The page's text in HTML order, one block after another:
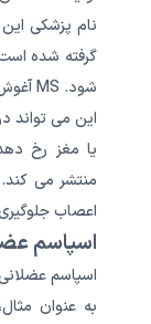
نام پزشکی
گرفته شده
شود. MS آغوش نمونه ای از بیهوشی است.
این می تواند
یا مغز رخ
منتشر می
اعصاب
اسپاسم
به عنوان